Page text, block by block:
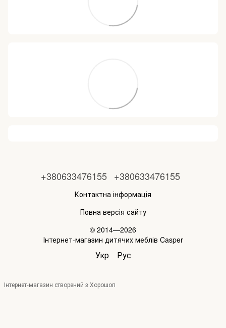
+380633476155 +380633476155
Контактна інформація
Повна версія сайту
© 2014—2026
Інтернет-магазин дитячих меблів Casper
Укр Рус
Інтернет-магазин створений з Хорошоп